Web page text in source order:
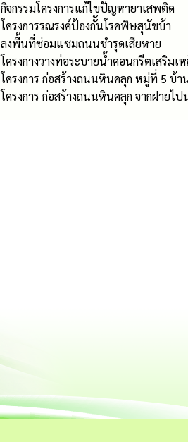
กิจกรรมโครงการแก้ไขปัญหายาเสพติด
โครงการรณรงค์ป้องกัันโรคพิษสุนัขบ้า
ลงพื้นที่ซ่อมแซมถนนชำรุดเสียหาย
โครงกางวางท่อระบายน้ำคอนกรีตเสริม
โครงการ ก่อสร้างถนนหินคลุก หมู่ที่ 5 บ้
โครงการ ก่อสร้างถนนหินคลุก จากฝายไ